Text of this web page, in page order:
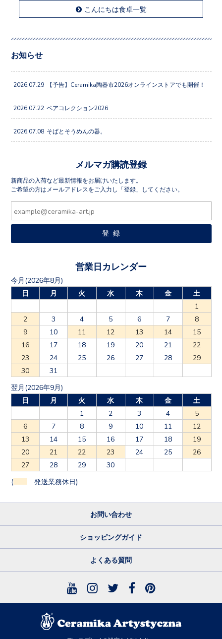
こんにちは食卓一覧
お知らせ
2026.07.29 【予告】Ceramika陶器市2026オンラインストアでも開催！
2026.07.22 ペアコレクション2026
2026.07.08 そばとそうめんの器。
メルマガ購読登録
新商品の入荷など最新情報をお届けいたします。
ご希望の方はメールアドレスをご入力し「登録」してください。
営業日カレンダー
今月(2026年8月)
日
月 火 水 木 金
土
1
2
3 4 5 6 7
8
9
10 11 12 13 14
15
16
17 18 19 20 21
22
23
24 25 26 27 28
29
30
31
翌月(2026年9月)
日
月 火 水 木 金
土
1
2 3 4
5
6
7 8 9 10 11
12
13
14 15 16 17 18
19
20
21 22 23 24 25
26
27
28 29 30
( 発送業務休日)
お問い合わせ
ショッピングガイド
よくある質問